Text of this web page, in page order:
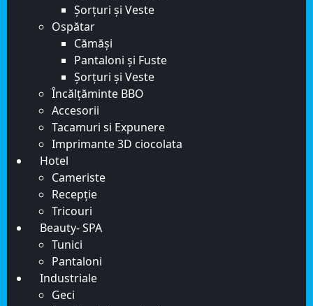
Șorțuri și Veste
Ospătar
Cămăși
Pantaloni și Fuste
Șorțuri și Veste
Încălțăminte BBO
Accesorii
Tacamuri si Expunere
Imprimante 3D ciocolata
Hotel
Cameriste
Recepție
Tricouri
Beauty- SPA
Tunici
Pantaloni
Industriale
Geci